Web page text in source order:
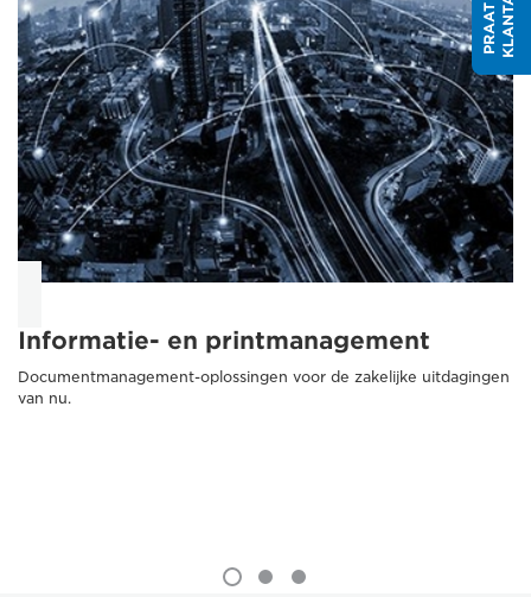
Informatie- en printmanagement
Documentmanagement-oplossingen voor de zakelijke uitdagingen
van nu.